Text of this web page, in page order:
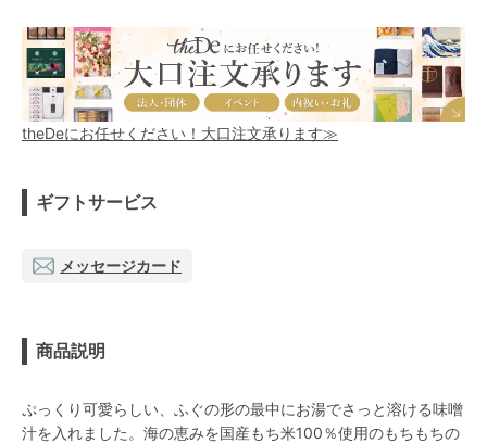
theDeにお任せください！大口注文承ります≫
ギフトサービス
メッセージカード
商品説明
ぷっくり可愛らしい、ふぐの形の最中にお湯でさっと溶ける味噌
汁を入れました。海の恵みを国産もち米100％使用のもちもちの